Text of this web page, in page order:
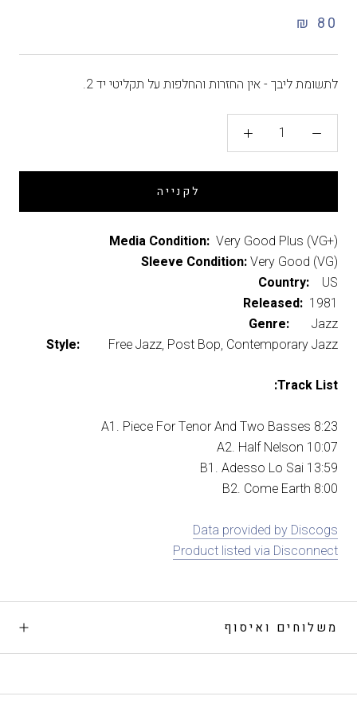
80 ₪
לתשומת ליבך - אין החזרות והחלפות על תקליטי יד 2.
לקנייה
Media Condition: Very Good Plus (VG+)
Sleeve Condition:Very Good (VG)
Country: US
Released: 1981
Genre: Jazz
Style: Free Jazz, Post Bop, Contemporary Jazz
Track List:
A1. Piece For Tenor And Two Basses 8:23
A2. Half Nelson 10:07
B1. Adesso Lo Sai 13:59
B2. Come Earth 8:00
Data provided by Discogs
Product listed via Disconnect
משלוחים ואיסוף